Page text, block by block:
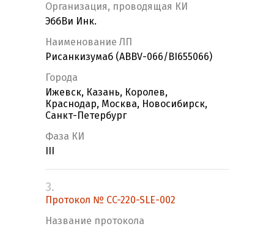
Организация, проводящая КИ
ЭббВи Инк.
Наименование ЛП
Рисанкизумаб (ABBV-066/BI655066)
Города
Ижевск, Казань, Королев,
Краснодар, Москва, Новосибирск,
Санкт-Петербург
Фаза КИ
3.
Протокол № CC-220-SLE-002
Название протокола